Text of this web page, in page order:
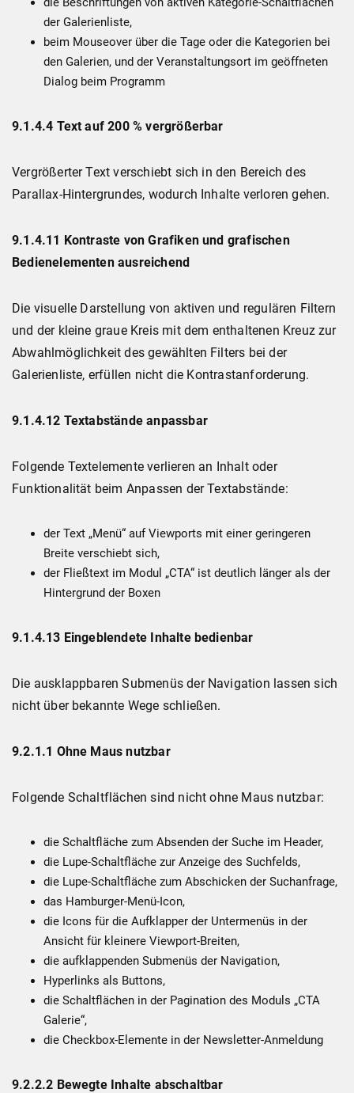
der Galerienliste,
beim Mouseover über die Tage oder die Kategorien bei
den Galerien, und der Veranstaltungsort im geöffneten
Dialog beim Programm
9.1.4.4 Text auf 200 % vergrößerbar
Vergrößerter Text verschiebt sich in den Bereich des
Parallax-Hintergrundes, wodurch Inhalte verloren gehen.
9.1.4.11 Kontraste von Grafiken und grafischen
Bedienelementen ausreichend
Die visuelle Darstellung von aktiven und regulären Filtern
und der kleine graue Kreis mit dem enthaltenen Kreuz zur
Abwahlmöglichkeit des gewählten Filters bei der
Galerienliste, erfüllen nicht die Kontrastanforderung.
9.1.4.12 Textabstände anpassbar
Folgende Textelemente verlieren an Inhalt oder
Funktionalität beim Anpassen der Textabstände:
der Text „Menü“ auf Viewports mit einer geringeren
Breite verschiebt sich,
der Fließtext im Modul „CTA“ ist deutlich länger als der
Hintergrund der Boxen
9.1.4.13 Eingeblendete Inhalte bedienbar
Die ausklappbaren Submenüs der Navigation lassen sich
nicht über bekannte Wege schließen.
9.2.1.1 Ohne Maus nutzbar
Folgende Schaltflächen sind nicht ohne Maus nutzbar:
die Schaltfläche zum Absenden der Suche im Header,
die Lupe-Schaltfläche zur Anzeige des Suchfelds,
die Lupe-Schaltfläche zum Abschicken der Suchanfrage,
das Hamburger-Menü-Icon,
die Icons für die Aufklapper der Untermenüs in der
Ansicht für kleinere Viewport-Breiten,
die aufklappenden Submenüs der Navigation,
Hyperlinks als Buttons,
die Schaltflächen in der Pagination des Moduls „CTA
Galerie“,
die Checkbox-Elemente in der Newsletter-Anmeldung
9.2.2.2 Bewegte Inhalte abschaltbar